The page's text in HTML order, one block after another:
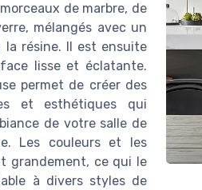
de marbre, de
mélangés avec un
résine. Il est ensuite
lisse et éclatante.
permet de créer des
et esthétiques qui
de votre salle de
Les couleurs et les
grandement, ce qui le
à divers styles de